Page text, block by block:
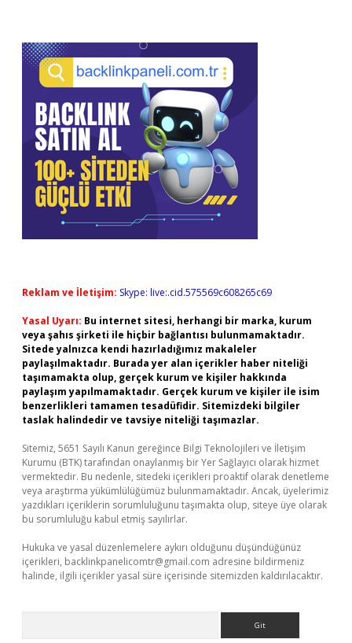
Reklam ve İletişim: Skype: live:.cid.575569c608265c69
Yasal Uyarı: Bu internet sitesi, herhangi bir marka, kurum
veya şahıs şirketi ile hiçbir bağlantısı bulunmamaktadır.
Sitede yalnızca kendi hazırladığımız makaleler
paylaşılmaktadır. Burada yer alan içerikler haber niteliği
taşımamakta olup, gerçek kurum ve kişiler hakkında
paylaşım yapılmamaktadır. Gerçek kurum ve kişiler ile isim
benzerlikleri tamamen tesadüfidir. Sitemizdeki bilgiler
taslak halindedir ve tavsiye niteliği taşımazlar.
Sitemiz, 5651 Sayılı Kanun gereğince Bilgi Teknolojileri ve İletişim
Kurumu (BTK) tarafından onaylanmış bir Yer Sağlayıcı olarak hizmet
vermektedir. Bu nedenle, sitedeki içerikleri proaktif olarak denetleme
veya araştırma yükümlülüğümüz bulunmamaktadır. Ancak, üyelerimiz
yazdıkları içeriklerin sorumluluğunu taşımakta olup, siteye üye olarak
bu sorumluluğu kabul etmiş sayılırlar.
Hukuka ve yasal düzenlemelere aykırı olduğunu düşündüğünüz
içerikleri, backlinkpanelicomtr@gmail.com adresine bildirmeniz
halinde, ilgili içerikler yasal süre içerisinde sitemizden kaldırılacaktır.